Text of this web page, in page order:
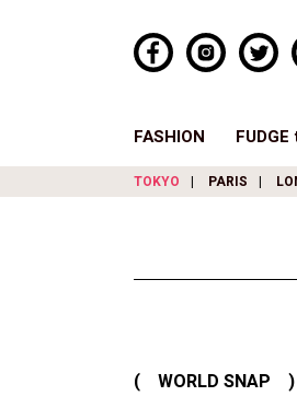
FASHION FUDGE
TOKYO PARIS
( WORLD SNAP )